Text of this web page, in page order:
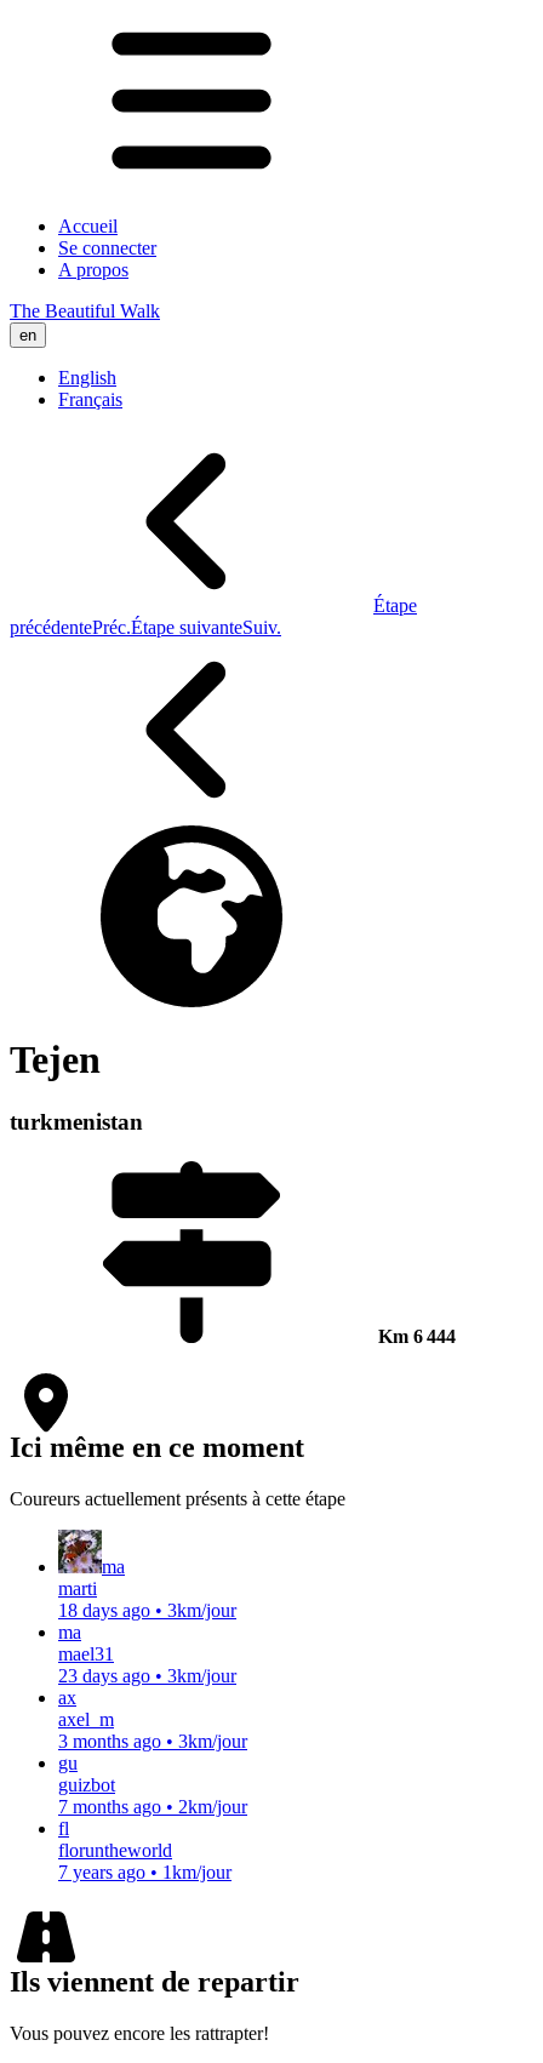
Accueil
Se connecter
A propos
The Beautiful Walk
en
English
Français
Étape
précédentePréc.Étape suivanteSuiv.
Tejen
turkmenistan
Km 6 444
Ici même en ce moment
Coureurs actuellement présents à cette étape
ma
marti
18 days ago • 3km/jour
ma
mael31
23 days ago • 3km/jour
ax
axel_m
3 months ago • 3km/jour
gu
guizbot
7 months ago • 2km/jour
fl
floruntheworld
7 years ago • 1km/jour
Ils viennent de repartir
Vous pouvez encore les rattrapter!